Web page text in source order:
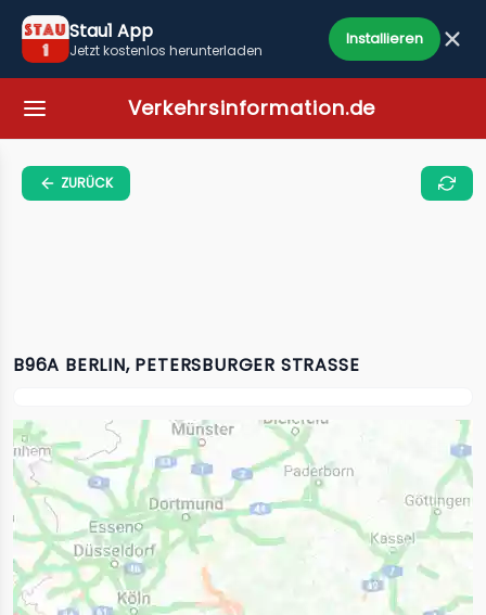
Stau1 App
Jetzt kostenlos herunterladen
Installieren
Verkehrsinformation.de
ZURÜCK
B96A BERLIN, PETERSBURGER STRASSE